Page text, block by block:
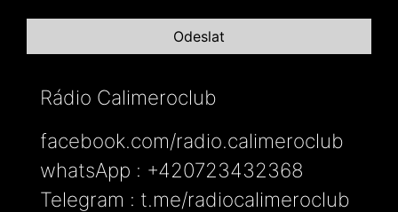
Rádio Calimeroclub
facebook.com/radio.calimeroclub
whatsApp : +420723432368
Telegram : t.me/radiocalimeroclub